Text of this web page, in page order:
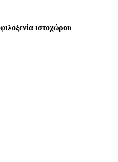
φιλοξενία ιστοχώρου